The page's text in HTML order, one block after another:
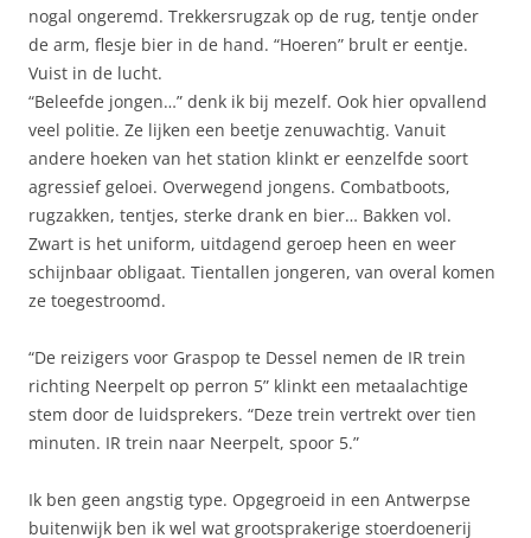
nogal ongeremd. Trekkersrugzak op de rug, tentje onder
de arm, flesje bier in de hand. “Hoeren” brult er eentje.
Vuist in de lucht.
“Beleefde jongen…” denk ik bij mezelf. Ook hier opvallend
veel politie. Ze lijken een beetje zenuwachtig. Vanuit
andere hoeken van het station klinkt er eenzelfde soort
agressief geloei. Overwegend jongens. Combatboots,
rugzakken, tentjes, sterke drank en bier… Bakken vol.
Zwart is het uniform, uitdagend geroep heen en weer
schijnbaar obligaat. Tientallen jongeren, van overal komen
ze toegestroomd.
“De reizigers voor Graspop te Dessel nemen de IR trein
richting Neerpelt op perron 5” klinkt een metaalachtige
stem door de luidsprekers. “Deze trein vertrekt over tien
minuten. IR trein naar Neerpelt, spoor 5.”
Ik ben geen angstig type. Opgegroeid in een Antwerpse
buitenwijk ben ik wel wat grootsprakerige stoerdoenerij